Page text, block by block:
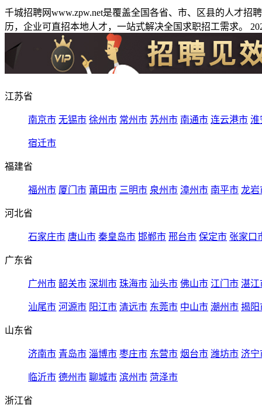
千城招聘网www.zpw.net是覆盖全国各省、市、区县的人才
历，企业可直招本地人才，一站式解决全国求职招工需求。
江苏省
南京市 无锡市 徐州市 常州市 苏州市 南通市 连云港市 淮
宿迁市
福建省
福州市 厦门市 莆田市 三明市 泉州市 漳州市 南平市 龙岩
河北省
石家庄市 唐山市 秦皇岛市 邯郸市 邢台市 保定市 张家口
广东省
广州市 韶关市 深圳市 珠海市 汕头市 佛山市 江门市 湛江
汕尾市 河源市 阳江市 清远市 东莞市 中山市 潮州市 揭阳
山东省
济南市 青岛市 淄博市 枣庄市 东营市 烟台市 潍坊市 济宁
临沂市 德州市 聊城市 滨州市 菏泽市
浙江省